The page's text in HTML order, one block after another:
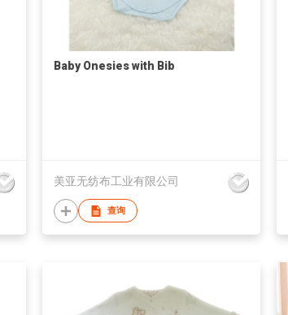
Baby Onesies with Bib
美亚无纺布工业有限公司
查询